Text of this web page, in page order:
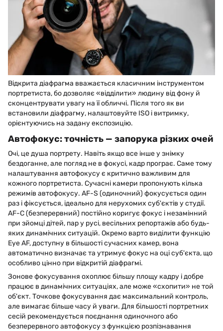
Відкрита діафрагма вважається класичним інструментом
портретиста, бо дозволяє «відділити» людину від фону й
сконцентрувати увагу на її обличчі. Після того як ви
встановили діафрагму, налаштовуйте ISO і витримку,
орієнтуючись на задану експозицію.
Автофокус: точність — запорука різких очей
Очі, це душа портрету. Навіть якщо все інше у знімку
бездоганне, але погляд не в фокусі, кадр програє. Саме тому
налаштування автофокусу є критично важливим для
кожного портретиста. Сучасні камери пропонують кілька
режимів автофокусу. AF-S (одиночний) фокусується один
раз і фіксується, ідеально для нерухомих суб'єктів у студії.
AF-C (безперервний) постійно коригує фокус і незамінний
при зйомці дітей, пар у русі, весільних репортажів або будь-
яких динамічних ситуацій. Окремо варто виділити функцію
Eye AF, доступну в більшості сучасних камер, вона
автоматично визначає та утримує фокус на оці суб'єкта, що
особливо цінно при відкритій діафрагмі.
Зонове фокусування охоплює більшу площу кадру і добре
працює в динамічних ситуаціях, але може «схопити» не той
об'єкт. Точкове фокусування дає максимальний контроль,
але вимагає більше часу й уваги. Для більшості портретних
сесій рекомендується поєднання одиночного або
безперервного автофокусу з функцією розпізнавання